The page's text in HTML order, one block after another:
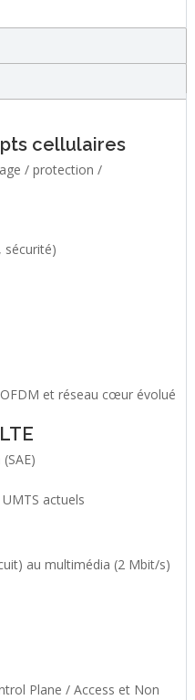
cellulaires
sécurité)
et réseau cœur évolué
actuels
au multimédia (2 Mbit/s)